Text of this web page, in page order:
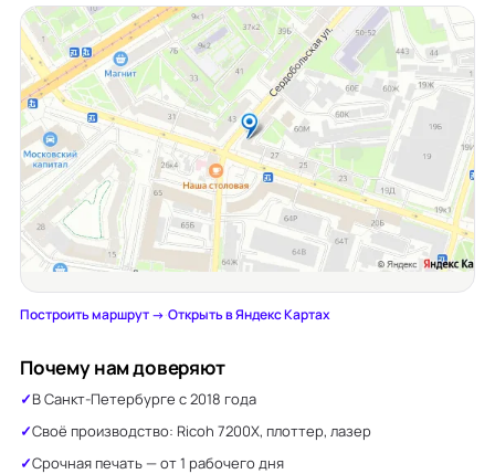
Построить маршрут →·Открыть в Яндекс Картах
Почему нам доверяют
В Санкт-Петербурге с 2018 года
Своё производство: Ricoh 7200X, плоттер, лазер
Срочная печать — от 1 рабочего дня